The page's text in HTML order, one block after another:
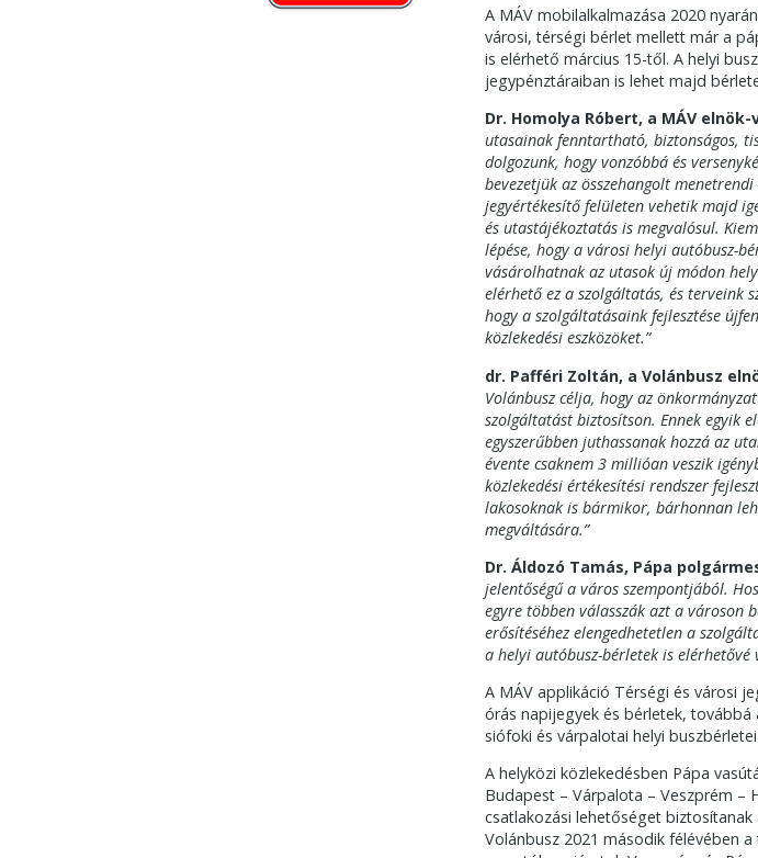
A MÁV mobilalkalmazása 2020
városi, térségi bérlet mellett már a
is elérhető március 15-től. A helyi
jegypénztáraiban is lehet majd
Dr. Homolya Róbert, a MÁV
utasainak fenntartható, biztonságos,
dolgozunk, hogy vonzóbbá és
bevezetjük az összehangolt
jegyértékesítő felületen vehetik majd
és utastájékoztatás is megvalósul.
lépése, hogy a városi helyi autóbusz-
vásárolhatnak az utasok új módon
elérhető ez a szolgáltatás, és terveink
hogy a szolgáltatásaink fejlesztése
közlekedési eszközöket.”
dr. Pafféri Zoltán, a Volánbusz
Volánbusz célja, hogy az
szolgáltatást biztosítson. Ennek egyik
egyszerűbben juthassanak hozzá az
évente csaknem 3 millióan veszik
közlekedési értékesítési rendszer
lakosoknak is bármikor, bárhonnan
megváltására.”
Dr. Áldozó Tamás, Pápa
jelentőségű a város szempontjából.
egyre többen válasszák azt a városon
erősítéséhez elengedhetetlen a
a helyi autóbusz-bérletek is elérhetővé
A MÁV applikáció Térségi és városi
órás napijegyek és bérletek, továbbá
siófoki és várpalotai helyi
A helyközi közlekedésben Pápa
Budapest – Várpalota – Veszprém –
csatlakozási lehetőséget
Volánbusz 2021 második félévében